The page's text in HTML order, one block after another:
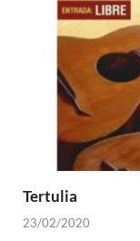
Tertulia
23/02/2020